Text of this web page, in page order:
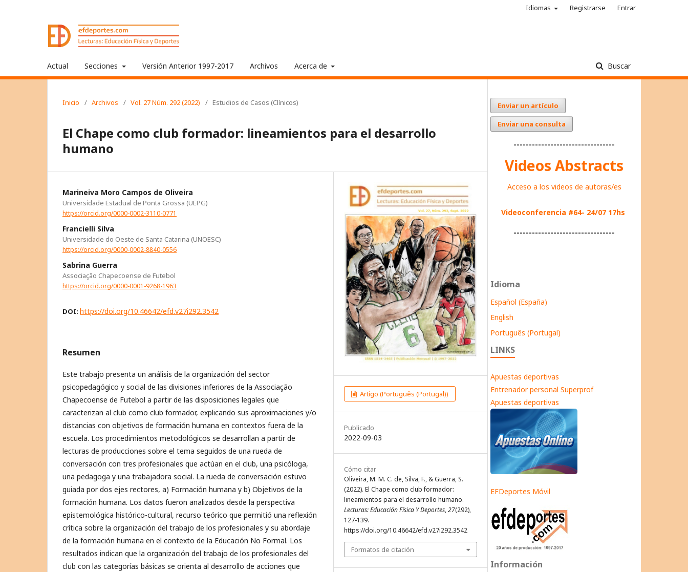
Actual Secciones Versión Anterior 1997-2017 Archivos Acerca de Buscar
Idiomas Registrarse Entrar
Inicio / Archivos / Vol. 27 Núm. 292 (2022) / Estudios de Casos (Clínicos)
El Chape como club formador: lineamientos para el desarrollo
humano
Marineiva Moro Campos de Oliveira
Universidade Estadual de Ponta Grossa (UEPG)
https://orcid.org/0000-0002-3110-0771
Francielli Silva
Universidade do Oeste de Santa Catarina (UNOESC)
https://orcid.org/0000-0002-8840-0556
Sabrina Guerra
Associação Chapecoense de Futebol
https://orcid.org/0000-0001-9268-1963
DOI: https://doi.org/10.46642/efd.v27i292.3542
Resumen
Este trabajo presenta un análisis de la organización del sector
psicopedagógico y social de las divisiones inferiores de la Associação
Chapecoense de Futebol a partir de las disposiciones legales que
caracterizan al club como club formador, explicando sus aproximaciones y/o
distancias con objetivos de formación humana en contextos fuera de la
escuela. Los procedimientos metodológicos se desarrollan a partir de
lecturas de producciones sobre el tema seguidos de una rueda de
conversación con tres profesionales que actúan en el club, una psicóloga,
una pedagoga y una trabajadora social. La rueda de conversación estuvo
guiada por dos ejes rectores, a) Formación humana y b) Objetivos de la
formación humana. Los datos fueron analizados desde la perspectiva
epistemológica histórico-cultural, recurso teórico que permitió una reflexión
crítica sobre la organización del trabajo de los profesionales y su abordaje
de la formación humana en el contexto de la Educación No Formal. Los
resultados indican que la organización del trabajo de los profesionales del
club con las categorías básicas se orienta al desarrollo de acciones que
Artigo (Português (Portugal))
Publicado
2022-09-03
Cómo citar
Oliveira, M. M. C. de, Silva, F., & Guerra, S.
(2022). El Chape como club formador:
lineamientos para el desarrollo humano.
Lecturas: Educación Física Y Deportes,27(292),
127-139.
https://doi.org/10.46642/efd.v27i292.3542
Formatos de citación
Enviar un artículo
Enviar una consulta
---------------------------------
Videos Abstracts
Acceso a los videos de autoras/es
Videoconferencia #64- 24/07 17hs
---------------------------------
Idioma
Español (España)
English
Português (Portugal)
LINKS
Apuestas deportivas
Entrenador personal Superprof
Apuestas deportivas
EFDeportes Móvil
Información